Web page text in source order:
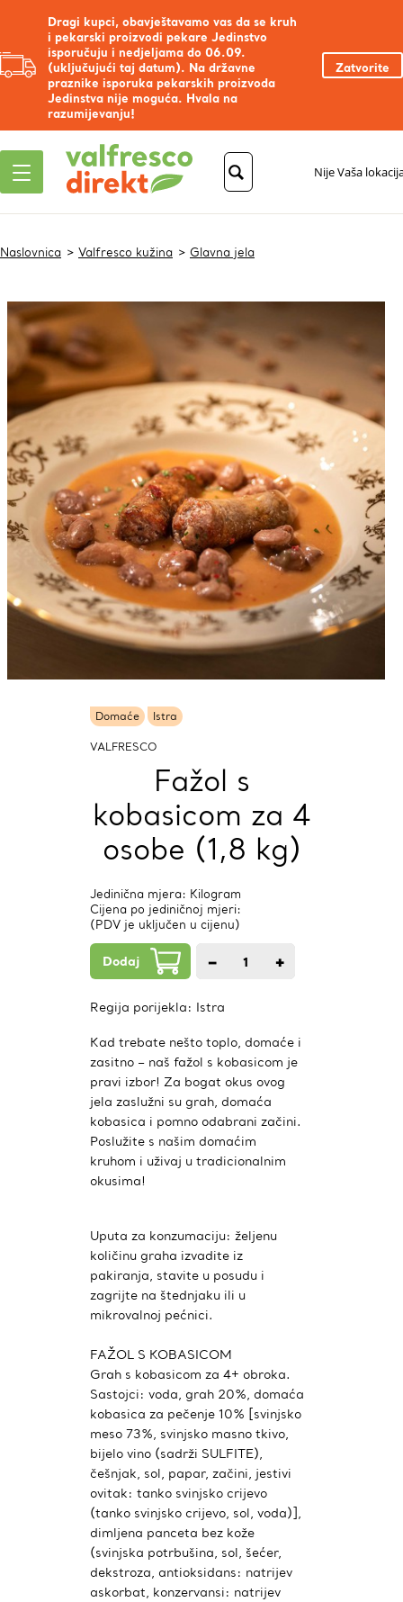
Dragi kupci, obavještavamo vas da se kruh
i pekarski proizvodi pekare Jedinstvo
isporučuju i nedjeljama do 06.09.
(uključujući taj datum). Na državne
praznike isporuka pekarskih proizvoda
Jedinstva nije moguća. Hvala na
razumijevanju!
Zatvorite
Nije Vaša
Naslovnica Valfresco kužina Glavna jela
Domaće Istra
VALFRESCO
Fažol s
kobasicom za 4
osobe (1,8 kg)
Jedinična mjera: Kilogram
Cijena po jediničnoj mjeri:
(PDV je uključen u cijenu)
Dodaj − 1 +
Regija porijekla: Istra
Kad trebate nešto toplo, domaće i
zasitno – naš fažol s kobasicom je
pravi izbor! Za bogat okus ovog
jela zaslužni su grah, domaća
kobasica i pomno odabrani začini.
Poslužite s našim domaćim
kruhom i uživaj u tradicionalnim
okusima!
Uputa za konzumaciju: željenu
količinu graha izvadite iz
pakiranja, stavite u posudu i
zagrijte na štednjaku ili u
mikrovalnoj pećnici.
FAŽOL S KOBASICOM
Grah s kobasicom za 4+ obroka.
Sastojci: voda, grah 20%, domaća
kobasica za pečenje 10% [svinjsko
meso 73%, svinjsko masno tkivo,
bijelo vino (sadrži SULFITE),
češnjak, sol, papar, začini, jestivi
ovitak: tanko svinjsko crijevo
(tanko svinjsko crijevo, sol, voda)],
dimljena panceta bez kože
(svinjska potrbušina, sol, šećer,
dekstroza, antioksidans: natrijev
askorbat, konzervansi: natrijev